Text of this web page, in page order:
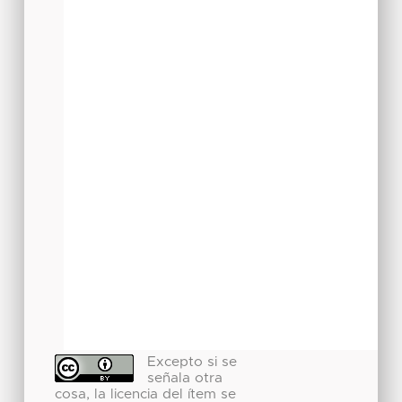
Excepto si se
señala otra
cosa, la licencia del ítem se